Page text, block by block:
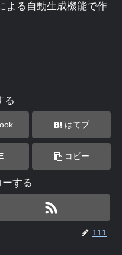
よる自動生成機能で作
る
はてブ
コピー
する
111